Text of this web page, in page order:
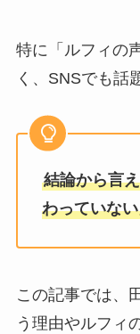
特に「ルフィの
く、SNSでも話
結論から言
わっていな
この記事では、
う理由やルフィ